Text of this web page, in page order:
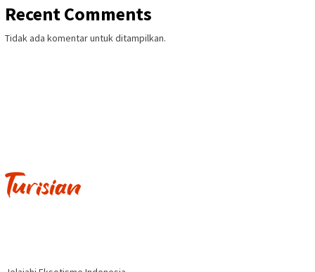
Recent Comments
Tidak ada komentar untuk ditampilkan.